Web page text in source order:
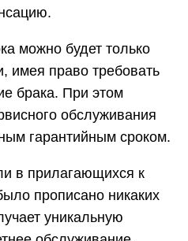
можно будет только
имея право требовать
брака. При этом
обслуживания
гарантийным сроком.
в прилагающихся к
прописано никаких
уникальную